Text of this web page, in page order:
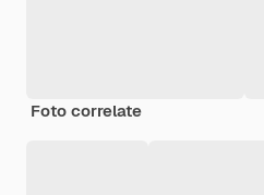
Foto correlate